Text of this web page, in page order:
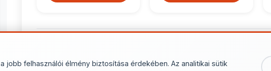
jobb felhasználói élmény biztosítása érdekében. Az analitikai sütik
További